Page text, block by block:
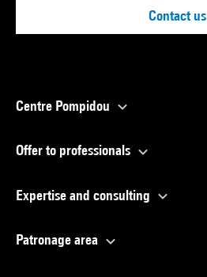
Contact us
Centre Pompidou
Offer to professionals
Expertise and consulting
Patronage area